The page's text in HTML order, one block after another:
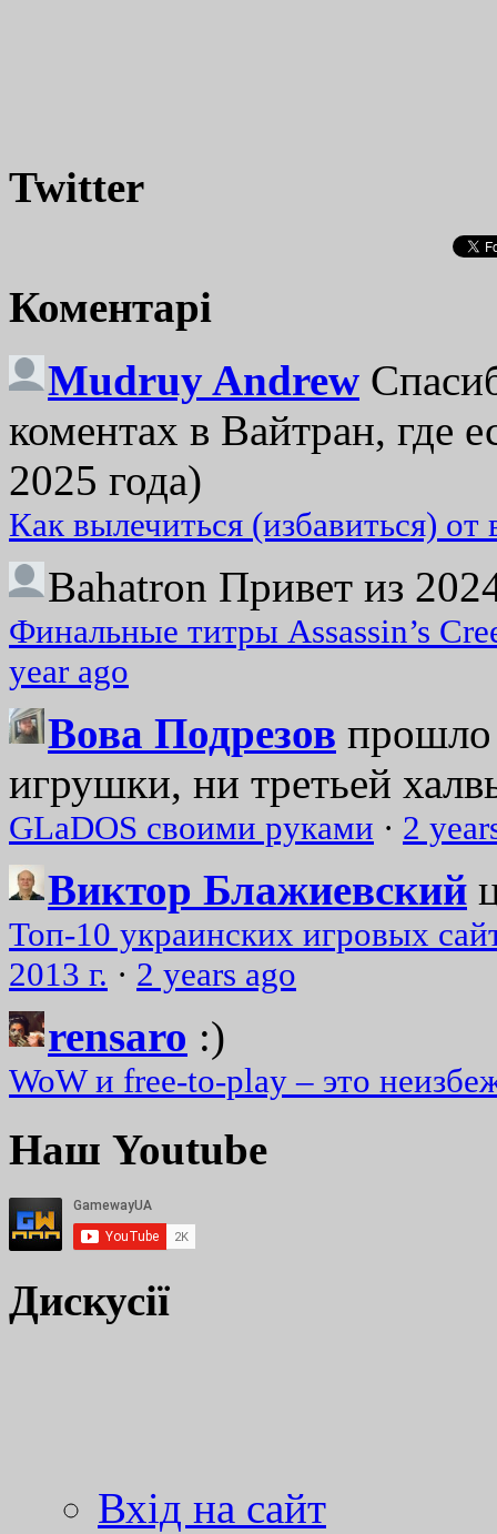
Twitter
Коментарі
Mudruy Andrew
коментах в Вайтран, где
2025 года)
Как вылечиться (избавиться)
Bahatron Привет из
Финальные титры Assassin’s
year ago
Вова Подрезов прошло
игрушки, ни третьей
GLaDOS своими руками · 2
Виктор Блажиевский
Топ-10 украинских игровых
2013 г. · 2 years ago
rensaro :)
WoW и free-to-play – это
Наш Youtube
Дискусії
Вхід на сайт